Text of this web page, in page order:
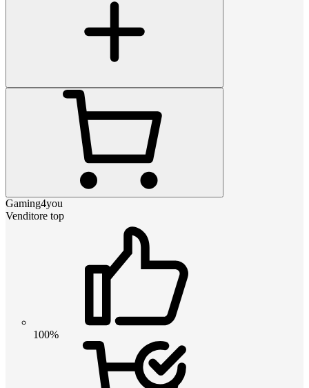
Gaming4you
Venditore top
100%